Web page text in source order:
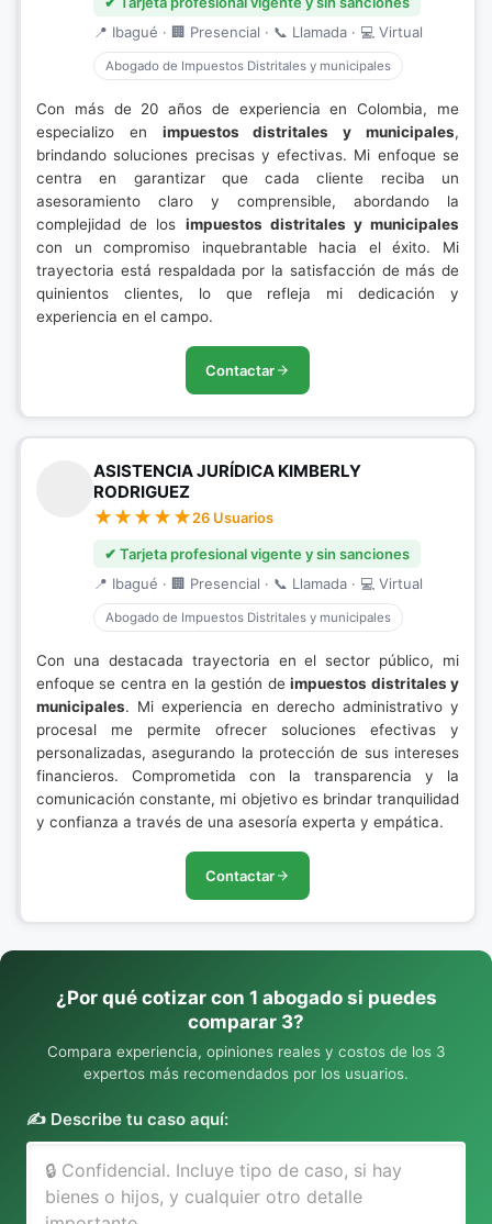
📍 Ibagué · 🏢 Presencial · 📞 Llamada · 💻 Virtual
Abogado de Impuestos Distritales y municipales
Con más de 20 años de experiencia en Colombia, me
especializo en impuestos distritales y municipales,
brindando soluciones precisas y efectivas. Mi enfoque se
centra en garantizar que cada cliente reciba un
asesoramiento claro y comprensible, abordando la
complejidad de los impuestos distritales y municipales
con un compromiso inquebrantable hacia el éxito. Mi
trayectoria está respaldada por la satisfacción de más de
quinientos clientes, lo que refleja mi dedicación y
experiencia en el campo.
Contactar
ASISTENCIA JURÍDICA KIMBERLY
RODRIGUEZ
26 Usuarios
✔ Tarjeta profesional vigente y sin sanciones
📍 Ibagué · 🏢 Presencial · 📞 Llamada · 💻 Virtual
Abogado de Impuestos Distritales y municipales
Con una destacada trayectoria en el sector público, mi
enfoque se centra en la gestión deimpuestos distritales y
municipales. Mi experiencia en derecho administrativo y
procesal me permite ofrecer soluciones efectivas y
personalizadas, asegurando la protección de sus intereses
financieros. Comprometida con la transparencia y la
comunicación constante, mi objetivo es brindar tranquilidad
y confianza a través de una asesoría experta y empática.
Contactar
¿Por qué cotizar con 1 abogado si puedes
comparar 3?
Compara experiencia, opiniones reales y costos de los 3
expertos más recomendados por los usuarios.
✍️ Describe tu caso aquí: